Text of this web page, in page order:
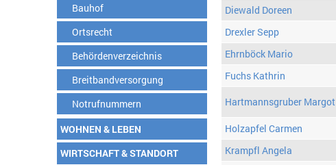
Bauhof
Ortsrecht
Behördenverzeichnis
Breitbandversorgung
Notrufnummern
WOHNEN & LEBEN
WIRTSCHAFT & STANDORT
Diewald Doreen
Drexler Sepp
Ehrnböck Mario
Fuchs Kathrin
Hartmannsgruber Margot
Holzapfel Carmen
Krampfl Angela